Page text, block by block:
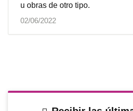
u obras de otro tipo.
02/06/2022